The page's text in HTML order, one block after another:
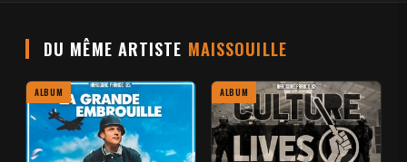
DU MÊME ARTISTE MAISSOUILLE
ALBUM ALBUM